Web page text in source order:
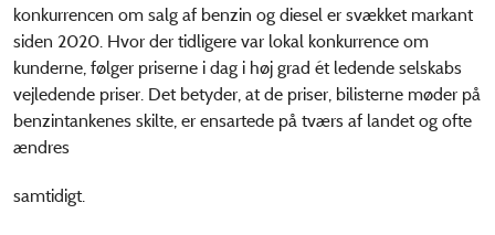
konkurrencen om salg af benzin og diesel er svækket markant
siden 2020. Hvor der tidligere var lokal konkurrence om
kunderne, følger priserne i dag i høj grad ét ledende selskabs
vejledende priser. Det betyder, at de priser, bilisterne møder på
benzintankenes skilte, er ensartede på tværs af landet og ofte
ændres
samtidigt.